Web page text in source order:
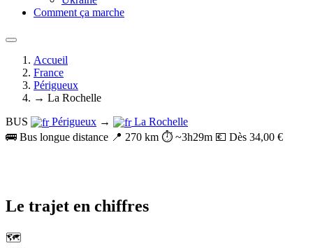
Comment ça marche
Accueil
France
Périgueux
→ La Rochelle
BUS
Périgueux →
La Rochelle
🚌 Bus longue distance 📍 270 km ⏱️ ~3h29m 💶 Dès 34,00 €
Le trajet en chiffres
🗺️